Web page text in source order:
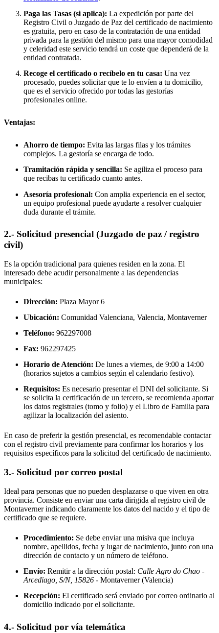
Paga las Tasas (si aplica): La expedición por parte del
Registro Civil o Juzgado de Paz del certificado de nacimiento
es gratuita, pero en caso de la contratación de una entidad
privada para la gestión del mismo para una mayor comodidad
y celeridad este servicio tendrá un coste que dependerá de la
entidad contratada.
Recoge el certificado o recíbelo en tu casa: Una vez
procesado, puedes solicitar que te lo envíen a tu domicilio,
que es el servicio ofrecido por todas las gestorías
profesionales online.
Ventajas:
Ahorro de tiempo: Evita las largas filas y los trámites
complejos. La gestoría se encarga de todo.
Tramitación rápida y sencilla: Se agiliza el proceso para
que recibas tu certificado cuanto antes.
Asesoría profesional: Con amplia experiencia en el sector,
un equipo profesional puede ayudarte a resolver cualquier
duda durante el trámite.
2.- Solicitud presencial (Juzgado de paz / registro
civil)
Es la opción tradicional para quienes residen en la zona. El
interesado debe acudir personalmente a las dependencias
municipales:
Dirección: Plaza Mayor 6
Ubicación: Comunidad Valenciana, Valencia, Montaverner
Teléfono: 962297008
Fax: 962297425
Horario de Atención: De lunes a viernes, de 9:00 a 14:00
(horarios sujetos a cambios según el calendario festivo).
Requisitos: Es necesario presentar el DNI del solicitante. Si
se solicita la certificación de un tercero, se recomienda aportar
los datos registrales (tomo y folio) y el Libro de Familia para
agilizar la localización del asiento.
En caso de preferir la gestión presencial, es recomendable contactar
con el registro civil previamente para confirmar los horarios y los
requisitos específicos para la solicitud del certificado de nacimiento.
3.- Solicitud por correo postal
Ideal para personas que no pueden desplazarse o que viven en otra
provincia. Consiste en enviar una carta dirigida al registro civil de
Montavernerindicando claramente los datos del nacido y el tipo de
certificado que se requiere.
Procedimiento: Se debe enviar una misiva que incluya
nombre, apellidos, fecha y lugar de nacimiento, junto con una
dirección de contacto y un número de teléfono.
Envío: Remitir a la dirección postal: Calle Agro do Chao -
Arcediago, S/N, 15826 - Montaverner(Valencia)
Recepción: El certificado será enviado por correo ordinario al
domicilio indicado por el solicitante.
4.- Solicitud por vía telemática